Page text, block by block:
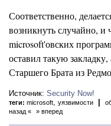
Соответственно,
возникнуть случайно, и
microsoft'овских
оставил такую
Старшего Брата из
Источник: Security Now!
теги: microsoft, уязвимости
назад «
» вперед